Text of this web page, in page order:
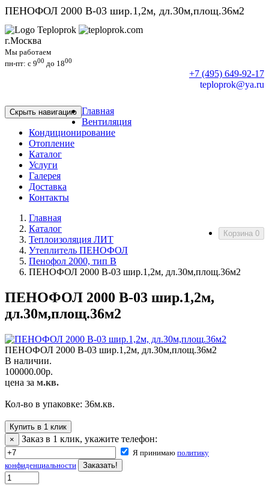
ПЕНОФОЛ 2000 В-03 шир.1,2м, дл.30м,площ.36м2
г.Москва
Мы работаем
пн-пт: c 900 до 1800
+7 (495) 649-92-17
teploprok@ya.ru
Скрыть навигацию Главная
Вентиляция
Кондиционирование
Отопление
Каталог
Услуги
Галерея
Доставка
Контакты
Корзина 0
Главная
Каталог
Теплоизоляция ЛИТ
Утеплитель ПЕНОФОЛ
Пенофол 2000, тип В
ПЕНОФОЛ 2000 В-03 шир.1,2м, дл.30м,площ.36м2
ПЕНОФОЛ 2000 В-03 шир.1,2м,
дл.30м,площ.36м2
ПЕНОФОЛ 2000 В-03 шир.1,2м, дл.30м,площ.36м2
В наличии.
100000.00р.
цена за м.кв.
Кол-во в упаковке: 36м.кв.
Купить в 1 клик
×
Заказ в 1 клик, укажите телефон:
Я принимаю политику
конфиденциальности